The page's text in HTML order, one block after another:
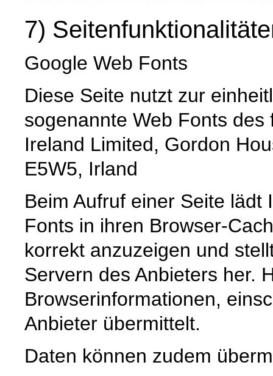
7)
Google Web Fonts
Diese Seite nutzt zur
sogenannte Web Fonts
Ireland Limited, Gordon
E5W5, Irland
Beim Aufruf einer Seite
Fonts in ihren Browser-
korrekt anzuzeigen und
Servern des Anbieters her.
Browserinformationen,
Anbieter übermittelt.
Daten können zudem